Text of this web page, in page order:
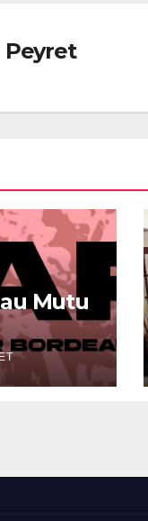
Peyret
Mutu